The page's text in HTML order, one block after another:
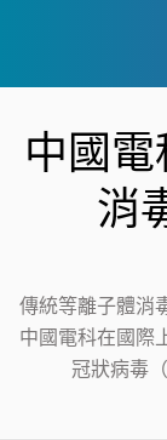
中國電
消
傳統等離子體消
中國電科在國際
冠狀病毒